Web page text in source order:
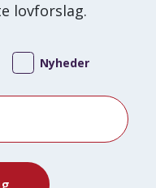
lovforslag.
Nyheder